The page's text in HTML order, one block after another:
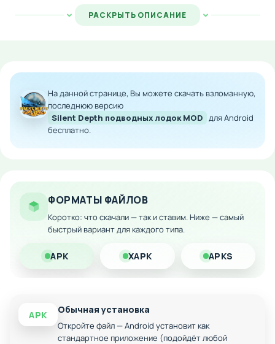
Между боями придется маневрировать, спасаясь от
эскадренных миноносцев и боевых кораблей противника, а
Модифицированная версия игры дарует вам расширенные
возможности для командования подводным флотом.
Скачайте улучшенный мод на Android и почувствуйте себя
опытным капитаном в суровых морских баталиях.
Разнообразное вооружение: торпеды и судовая
Динамичная тактика отступления и контратаки
Историческая атмосфера эпохи Второй мировой
войны
Оптимизация для мобильных устройств Android
РАСКРЫТЬ ОПИСАНИЕ
На данной странице, Вы можете скачать взломанную,
последнюю версию
Silent Depth подводных лодок MOD для Android
бесплатно.
ФОРМАТЫ ФАЙЛОВ
Коротко: что скачали — так и ставим. Ниже — самый
быстрый вариант для каждого типа.
APK XAPK APKS
APK Обычная установка
Откройте файл — Android установит как
стандартное приложение (подойдёт любой